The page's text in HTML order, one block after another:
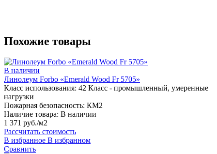
Похожие товары
В наличии
Линолеум Forbo «Emerald Wood Fr 5705»
Класс использования: 42 Класс - промышленный, умеренные
нагрузки
Пожарная безопасность: КМ2
Наличие товара: В наличии
1 371 руб./м2
Рассчитать стоимость
В избранное В избранном
Сравнить